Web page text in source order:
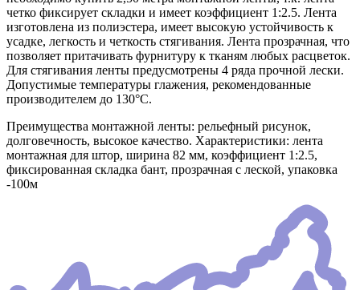
четко фиксирует складки и имеет коэффициент 1:2.5. Лента
изготовлена из полиэстера, имеет высокую устойчивость к
усадке, легкость и четкость стягивания. Лента прозрачная, что
позволяет притачивать фурнитуру к тканям любых расцветок.
Для стягивания ленты предусмотрены 4 ряда прочной лески.
Допустимые температуры глажения, рекомендованные
производителем до 130°C.
Преимущества монтажной ленты: рельефный рисунок,
долговечность, высокое качество. Характеристики: лента
монтажная для штор, ширина 82 мм, коэффициент 1:2.5,
фиксированная складка бант, прозрачная с леской, упаковка
-100м